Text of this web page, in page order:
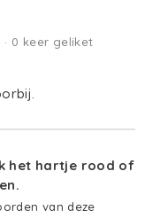
· 0 keer geliket
het hartje rood of
van deze